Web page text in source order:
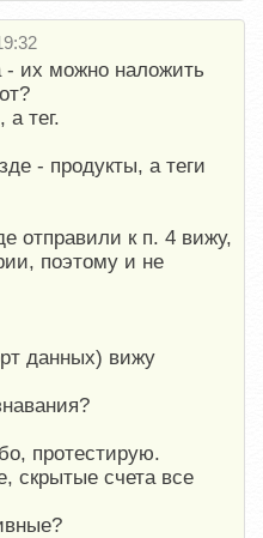
- их можно наложить
а тег.
- продукты, а теги
отправили к п. 4 вижу,
поэтому и не
данных) вижу
протестирую.
скрытые счета все